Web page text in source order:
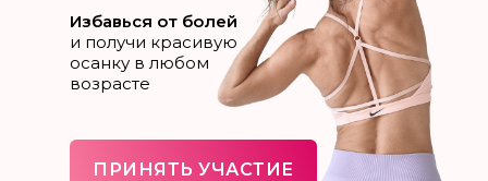
Избавься от болей
и получи красивую
осанку в любом
возрасте
ПРИНЯТЬ УЧАСТИЕ